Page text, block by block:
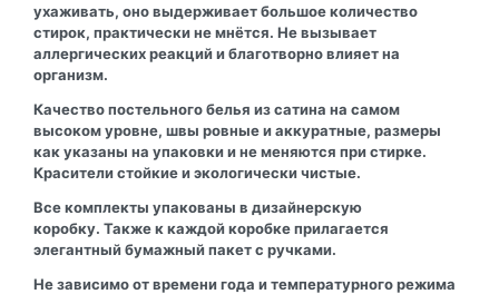
ухаживать, оно выдерживает большое количество
стирок, практически не мнётся. Не вызывает
аллергических реакций и благотворно влияет на
организм.
Качество постельного белья из сатина на самом
высоком уровне, швы ровные и аккуратные, размеры
как указаны на упаковки и не меняются при стирке.
Красители стойкие и экологически чистые.
Все комплекты упакованы в дизайнерскую
коробку. Также к каждой коробке прилагается
элегантный бумажный пакет с ручками.
Не зависимо от времени года и температурного режима